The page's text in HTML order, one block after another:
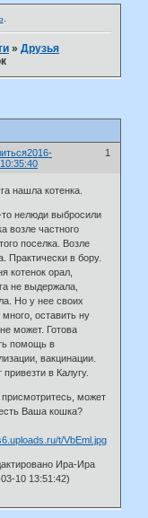
.
»Друзья
1
2016-
нашла котенка.
то нелюди выбросили
возле частного
поселка. Возле
Практически в бору.
котенок орал,
не выдержала,
Но у нее своих
оставить ну
может. Готова
помощь в
вакцинации.
в Калугу.
может
Ваша кошка?
Ира-Ира
10 13:51:42)